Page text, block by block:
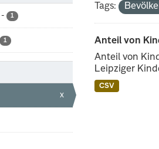
- 1
1
x
Tags:
Anteil von
Anteil von
Leipziger
CSV